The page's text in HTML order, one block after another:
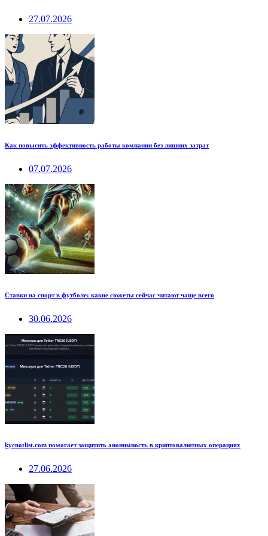
27.07.2026
Как повысить эффективность работы компании без лишних затрат
07.07.2026
Ставки на спорт в футболе: какие сюжеты сейчас читают чаще всего
30.06.2026
kycnotlist.com помогает защитить анонимность в криптовалютных операциях
27.06.2026